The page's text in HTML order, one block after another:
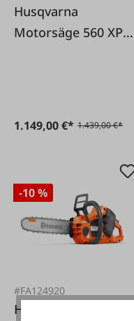
Husqvarna
Motorsäge 560 XP
1.149,00 €* 1.439,00 €*
-10 %
#FA124920
Husqvarna